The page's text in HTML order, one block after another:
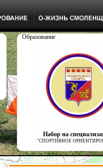
Образование
Набор на
"СПОРТИВНОЕ